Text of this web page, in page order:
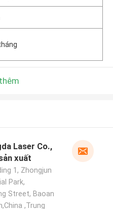
Laser Co.,
xuất
1, Zhongjun
Park,
Street, Baoan
,Trung